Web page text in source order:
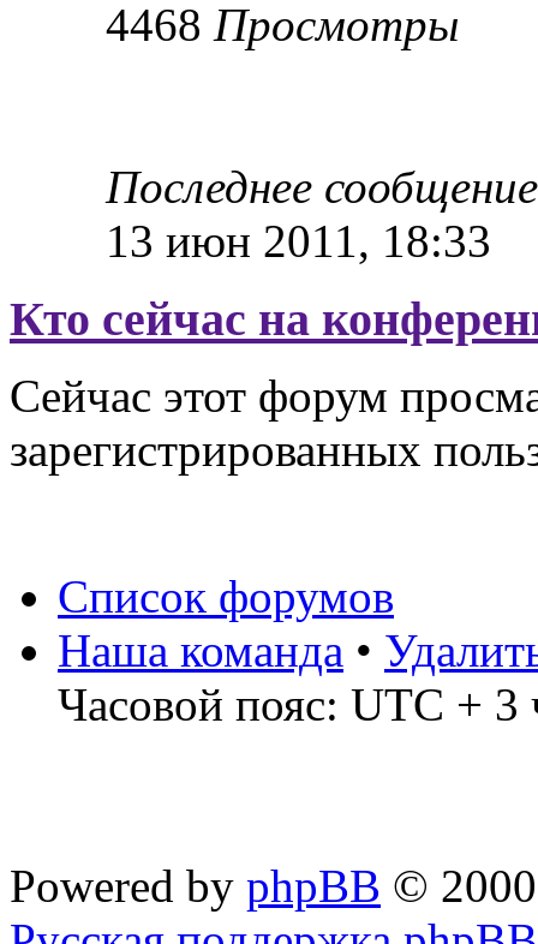
4468 Просмотры
Последнее
13 июн 2011, 18:33
Кто сейчас на
Сейчас этот форум
зарегистрированных
Список форумов
Наша команда •
Часовой пояс: UTC + 3
Powered by phpBB ©